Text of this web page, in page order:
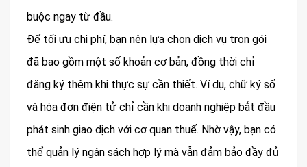
buộc ngay từ đầu.
Để tối ưu chi phí, bạn nên lựa chọn dịch vụ trọn gói
đã bao gồm một số khoản cơ bản, đồng thời chỉ
đăng ký thêm khi thực sự cần thiết. Ví dụ, chữ ký số
và hóa đơn điện tử chỉ cần khi doanh nghiệp bắt đầu
phát sinh giao dịch với cơ quan thuế. Nhờ vậy, bạn có
thể quản lý ngân sách hợp lý mà vẫn đảm bảo đầy đủ